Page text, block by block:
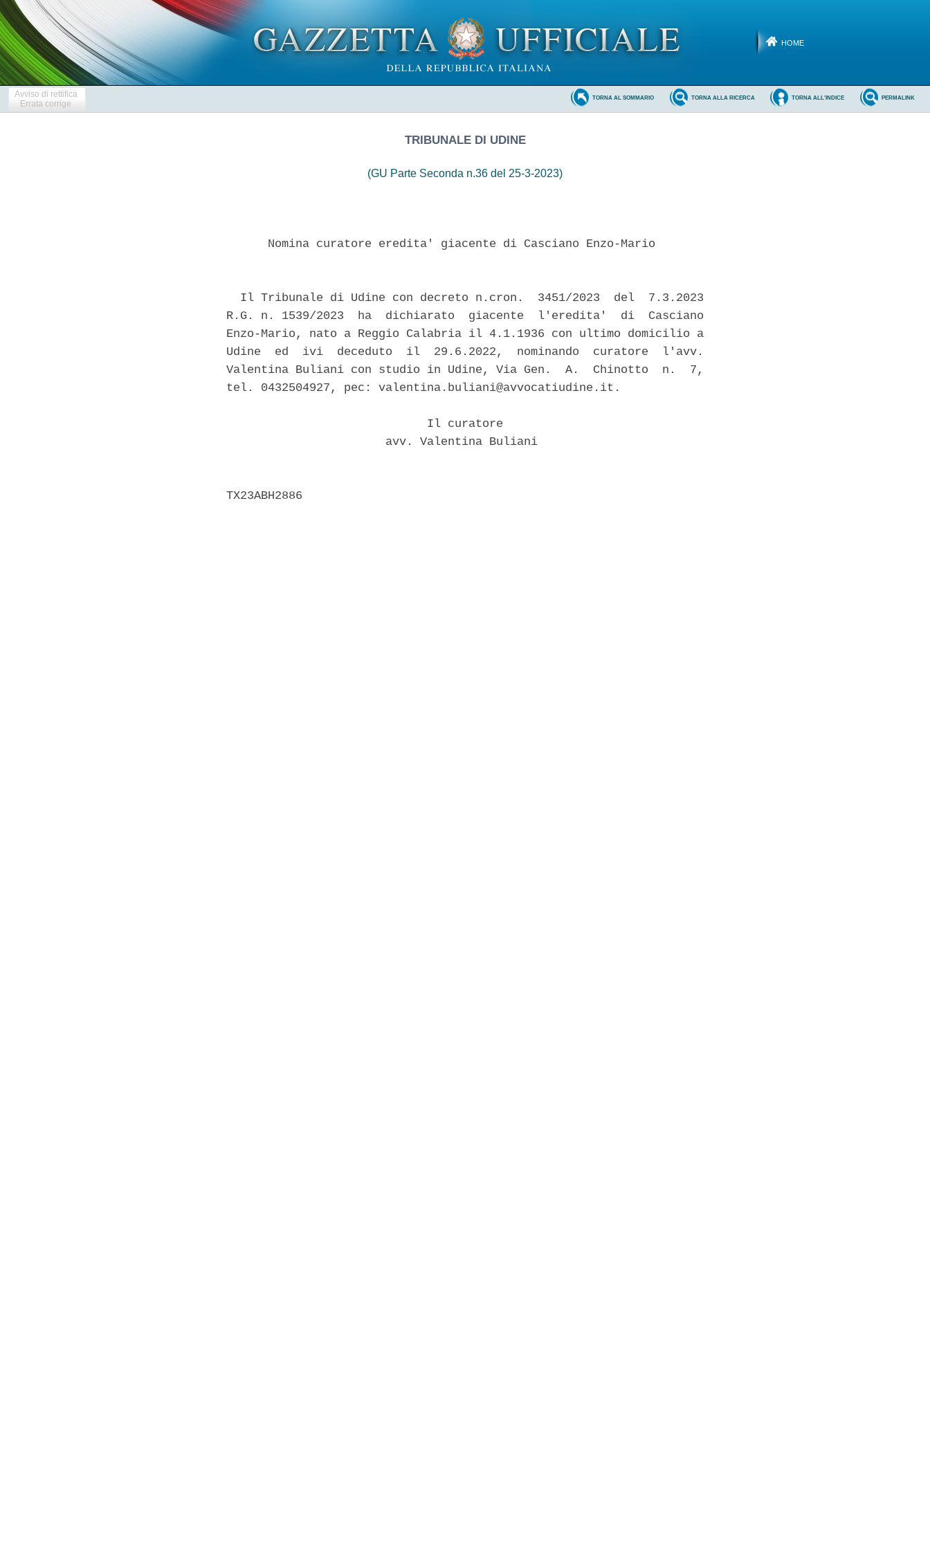
HOME
Avviso di rettifica
Errata corrige
PERMALINK
TORNA ALL'INDICE
TORNA ALLA RICERCA
TORNA AL SOMMARIO
TRIBUNALE DI UDINE
(GU Parte Seconda n.36 del 25-3-2023)
      Nomina curatore eredita' giacente di Casciano Enzo-Mario
  Il Tribunale di Udine con decreto n.cron.  3451/2023  del  7.3.2023
R.G. n. 1539/2023  ha  dichiarato  giacente  l'eredita'  di  Casciano
Enzo-Mario, nato a Reggio Calabria il 4.1.1936 con ultimo domicilio a
Udine  ed  ivi  deceduto  il  29.6.2022,  nominando  curatore  l'avv.
Valentina Buliani con studio in Udine, Via Gen.  A.  Chinotto  n.  7,
tel. 0432504927, pec: valentina.buliani@avvocatiudine.it.
                             Il curatore
                       avv. Valentina Buliani